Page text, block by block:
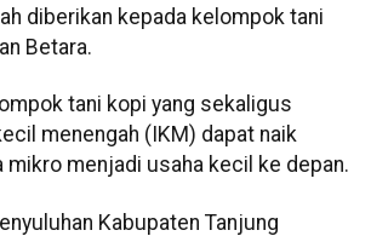
diberikan kepada kelompok tani
Betara.
tani kopi yang sekaligus
menengah (IKM) dapat naik
mikro menjadi usaha kecil ke depan.
Kabupaten Tanjung